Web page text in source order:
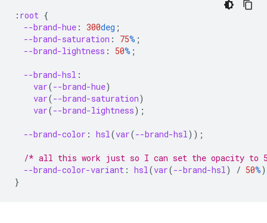
: root {
--brand-hue : 300deg ;
--brand-saturation : 75% ;
--brand-lightness : 50% ;
--brand-hsl :
var(--brand-hue)
var(--brand-saturation)
var(--brand-lightness);
--brand-color : hsl(var(--brand-hsl));
/* all this work just so I can set the opacity to
--brand-color-variant : hsl(var(--brand-hsl) / 50%
}